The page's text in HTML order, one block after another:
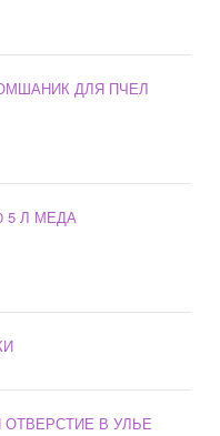
ДЛЯ ПЧЕЛ
5 Л МЕДА
В УЛЬЕ